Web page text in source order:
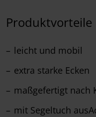
Produktvorteile
leicht und mobil
extra starke Ecken
maßgefertigt nach
mit Segeltuch